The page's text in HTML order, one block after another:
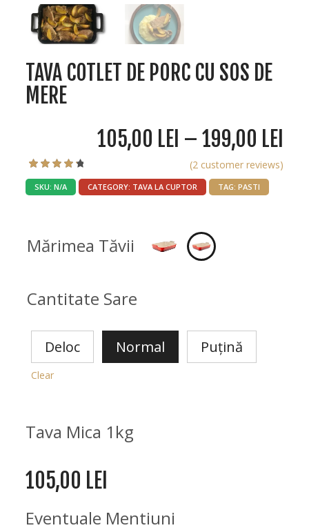
TAVA COTLET DE PORC CU SOS DE
MERE
105,00 LEI –199,00 LEI
Rated
4.50
out of
2
(2 customer reviews)
SKU: N/A CATEGORY: TAVA LA CUPTOR TAG: PASTI
Mărimea Tăvii
Cantitate Sare
Deloc Normal Puțină
Clear
Tava Mica 1kg
105,00 LEI
Eventuale Mentiuni